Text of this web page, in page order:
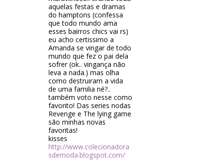
aquelas festas e dramas
do hamptons (confessa
que todo mundo ama
esses bairros chics vai rs)
eu acho certissimo a
Amanda se vingar de todo
mundo que fez o pai dela
sofrer (ok.. vingança não
leva a nada.) mas olha
como destruiram a vida
de uma familia né?..
também voto nesse como
favorito! Das series nodas
Revenge e The lying game
são minhas novas
favoritas!
kisses
http://www.colecionadora
sdemoda.blogspot.com/